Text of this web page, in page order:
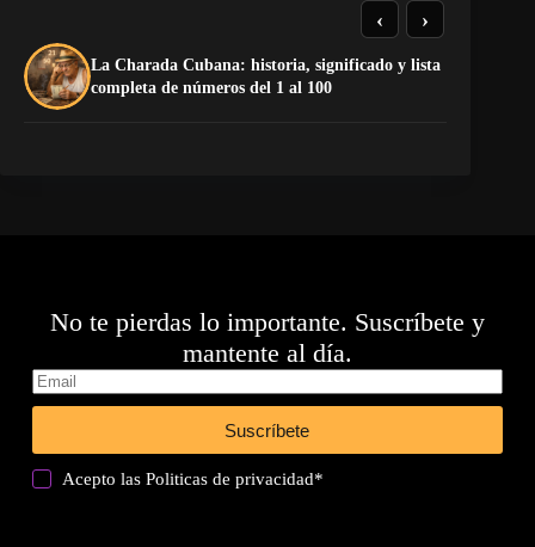
La Charada Cubana: historia, significado y lista
completa de números del 1 al 100
‹ ›
No te pierdas lo importante. Suscríbete y
mantente al día.
Suscríbete
Acepto lasPoliticas de privacidad*